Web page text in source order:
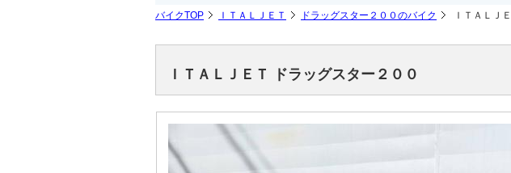
バイクTOP ＩＴＡＬＪＥＴ ドラッグスター２００のバイク ＩＴＡＬＪ
ＩＴＡＬＪＥＴ ドラッグスター２００